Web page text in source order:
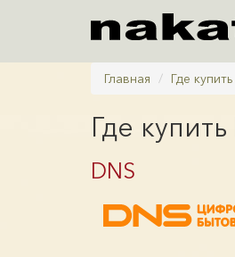
Главная Где купить
Где
DNS